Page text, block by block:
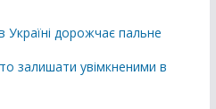
Україні дорожчає пальне
залишати увімкненими в